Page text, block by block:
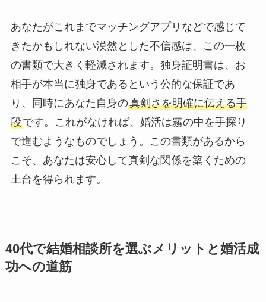
あなたがこれまでマッチングアプリなどで感じて
きたかもしれない漠然とした不信感は、この一枚
の書類で大きく軽減されます。独身証明書は、お
相手が本当に独身であるという公的な保証であ
り、同時にあなた自身の真剣さを明確に伝える手
段です。これがなければ、婚活は霧の中を手探り
で進むようなものでしょう。この書類があるから
こそ、あなたは安心して真剣な関係を築くための
土台を得られます。
40代で結婚相談所を選ぶメリットと婚活成
功への道筋